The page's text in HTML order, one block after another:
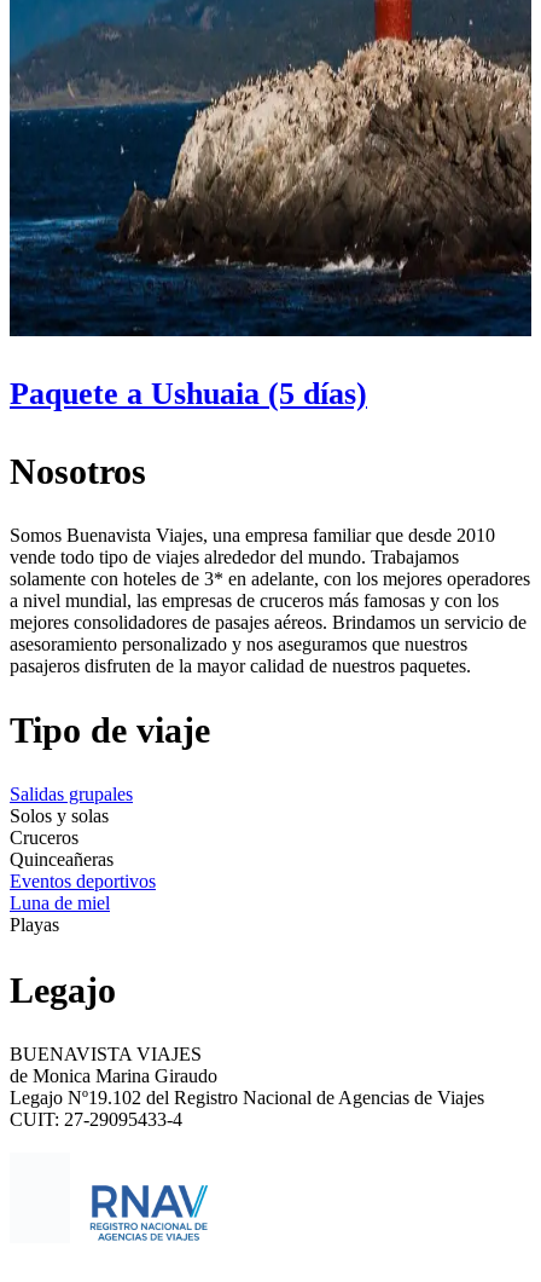
Paquete a Ushuaia (5 días)
Nosotros
Somos Buenavista Viajes, una empresa familiar que desde 2010
vende todo tipo de viajes alrededor del mundo. Trabajamos
solamente con hoteles de 3* en adelante, con los mejores operadores
a nivel mundial, las empresas de cruceros más famosas y con los
mejores consolidadores de pasajes aéreos. Brindamos un servicio de
asesoramiento personalizado y nos aseguramos que nuestros
pasajeros disfruten de la mayor calidad de nuestros paquetes.
Tipo de viaje
Salidas grupales
Solos y solas
Cruceros
Quinceañeras
Eventos deportivos
Luna de miel
Playas
Legajo
BUENAVISTA VIAJES
de Monica Marina Giraudo
Legajo Nº19.102 del Registro Nacional de Agencias de Viajes
CUIT: 27-29095433-4